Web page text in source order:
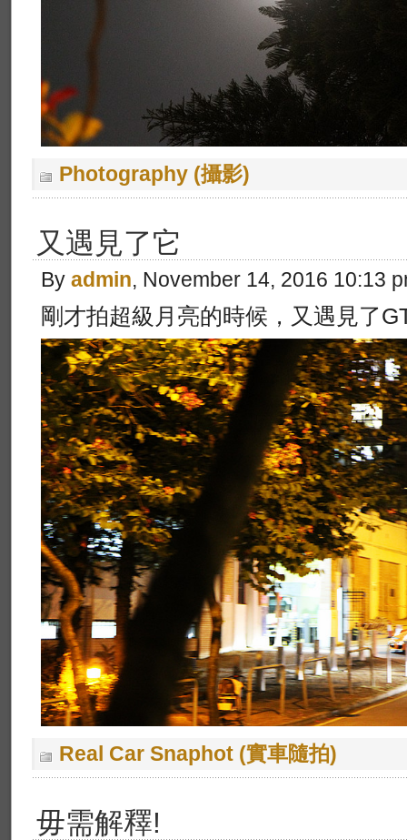
Photography (攝影)
又遇見了它
By admin, November 14, 2016 10:13
剛才拍超級月亮的時候，又遇見了
Real Car Snaphot (實車隨拍)
毋需解釋!